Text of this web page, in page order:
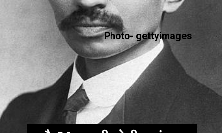
Photo- gettyimages